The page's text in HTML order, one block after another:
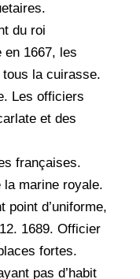
du roi
en 1667, les
la cuirasse.
Les officiers
et des
françaises.
la marine royale.
point d’uniforme,
1689. Officier
fortes.
pas d’habit